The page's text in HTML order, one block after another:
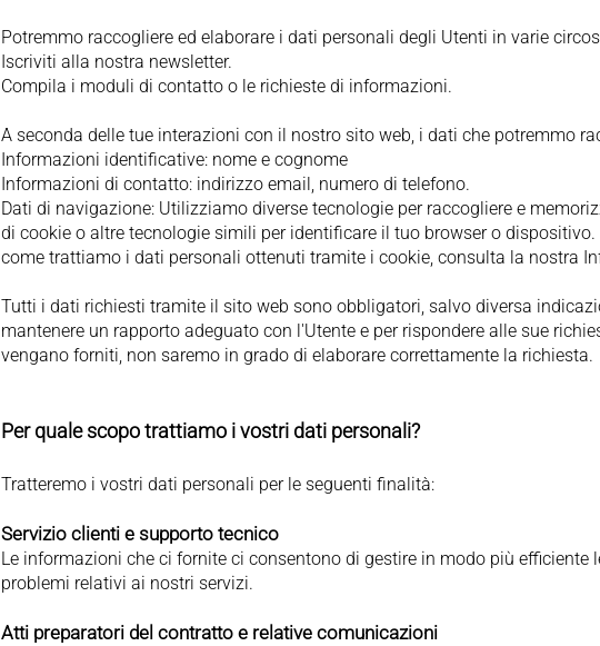
Potremmo raccogliere ed elaborare i dati personali degli Utenti in varie
Iscriviti alla nostra newsletter.
Compila i moduli di contatto o le richieste di informazioni.
A seconda delle tue interazioni con il nostro sito web, i dati che potremmo
Informazioni identificative: nome e cognome
Informazioni di contatto: indirizzo email, numero di telefono.
Dati di navigazione: Utilizziamo diverse tecnologie per raccogliere e
di cookie o altre tecnologie simili per identificare il tuo browser o
come trattiamo i dati personali ottenuti tramite i cookie, consulta la nostra
Tutti i dati richiesti tramite il sito web sono obbligatori, salvo diversa
mantenere un rapporto adeguato con l'Utente e per rispondere alle sue
vengano forniti, non saremo in grado di elaborare correttamente la richiesta.
Per quale scopo trattiamo i vostri dati personali?
Tratteremo i vostri dati personali per le seguenti finalità:
Servizio clienti e supporto tecnico
Le informazioni che ci fornite ci consentono di gestire in modo più efficiente
problemi relativi ai nostri servizi.
Atti preparatori del contratto e relative comunicazioni